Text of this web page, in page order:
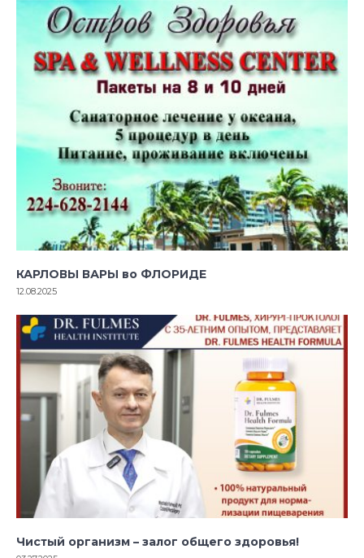
КАРЛОВЫ ВАРЫ во ФЛОРИДЕ
12.08.2025
Чистый организм – залог общего здоровья!